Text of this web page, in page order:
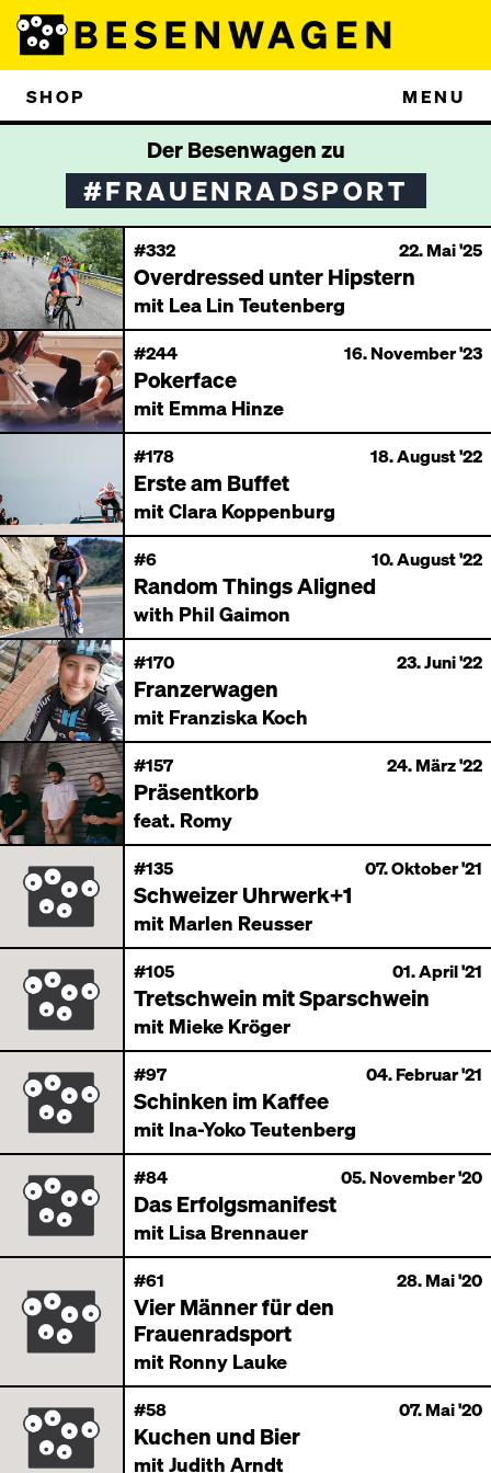
SHOP MENU
Der Besenwagen zu
#FRAUENRADSPORT
#332 22. Mai '25
Overdressed unter Hipstern
mit Lea Lin Teutenberg
#244 16. November '23
Pokerface
mit Emma Hinze
#178 18. August '22
Erste am Buffet
mit Clara Koppenburg
#6 10. August '22
Random Things Aligned
with Phil Gaimon
#170 23. Juni '22
Franzerwagen
mit Franziska Koch
#157 24. März '22
Präsentkorb
feat. Romy
#135 07. Oktober '21
Schweizer Uhrwerk+1
mit Marlen Reusser
#105 01. April '21
Tretschwein mit Sparschwein
mit Mieke Kröger
#97 04. Februar '21
Schinken im Kaffee
mit Ina-Yoko Teutenberg
#84 05. November '20
Das Erfolgsmanifest
mit Lisa Brennauer
#61 28. Mai '20
Vier Männer für den
Frauenradsport
mit Ronny Lauke
#58 07. Mai '20
Kuchen und Bier
mit Judith Arndt